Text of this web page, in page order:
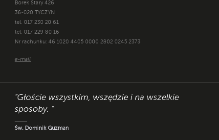
Borek Stary 426
36-020 TYCZYN
tel. 017 230 20 61
tel. 017 229 80 16
Nr rachunku: 46 1020 4405 0000 2802 0245 2373
e-mail
"Głoście wszystkim, wszędzie i na wszelkie
sposoby. "
Św. Dominik Guzman